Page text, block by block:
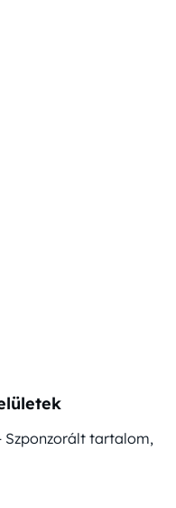
Szponzorált tartalom,